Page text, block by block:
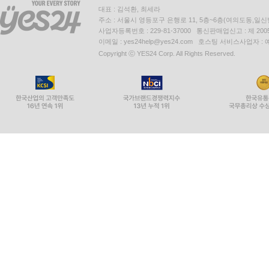
수준을 제고할 수 있는 수단을 적극 검토할 필
재구조화는 국민연금의 사각지대에 놓인 계
기초연금제도를 운영하는 핀란드와 스웨덴, 보
시사점을 얻고자 하였다. 우리나라는 핀란드/
마지막으로 국민연금 보험료 인상방안, 법적 가
대표 : 김석환, 최세라
주소 : 서울시 영등포구 은행로 11, 5층~6층(여의도동,일신
사업자등록번호 : 229-81-37000 통신판매업신고 : 제
이메일 : yes24help@yes24.com 호스팅 서비스사업자 :
Copyright ⓒ YES24 Corp. All Rights Reserved.